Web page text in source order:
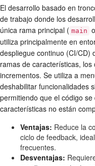
El desarrollo basado en
de trabajo donde los
única rama principal ( main o
utiliza principalmente en
despliegue continuo (CI/CD)
ramas de características,
incrementos. Se utiliza a
deshabilitar funcionalidades
permitiendo que el código
características no están
Ventajas: Reduce la
ciclo de feedback,
frecuentes.
Desventajas: